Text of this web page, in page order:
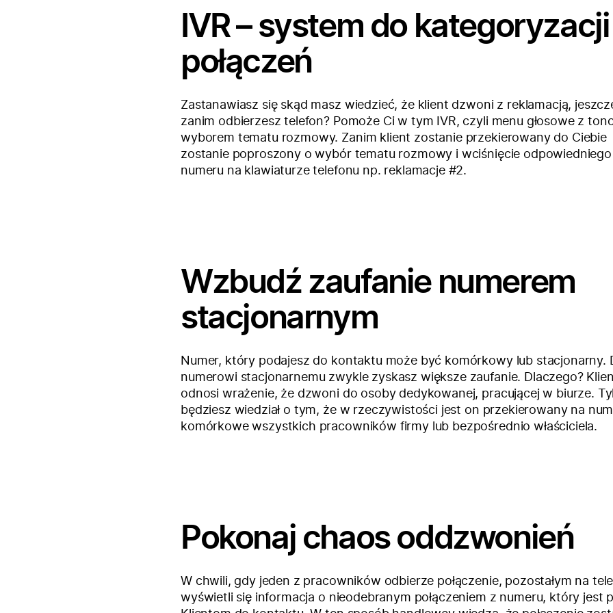
IVR – system do kategoryzacji
połączeń
Zastanawiasz się skąd masz wiedzieć, że klient dzwoni z reklamacją,
zanim odbierzesz telefon? Pomoże Ci w tym IVR, czyli menu głosowe z
wyborem tematu rozmowy. Zanim klient zostanie przekierowany do Ciebie
zostanie poproszony o wybór tematu rozmowy i wciśnięcie odpowiedniego
numeru na klawiaturze telefonu np. reklamacje #2.
Wzbudź zaufanie numerem
stacjonarnym
Numer, który podajesz do kontaktu może być komórkowy lub stacjonarny.
numerowi stacjonarnemu zwykle zyskasz większe zaufanie. Dlaczego?
odnosi wrażenie, że dzwoni do osoby dedykowanej, pracującej w biurze.
będziesz wiedział o tym, że w rzeczywistości jest on przekierowany na
komórkowe wszystkich pracowników firmy lub bezpośrednio właściciela.
Pokonaj chaos oddzwonień
W chwili, gdy jeden z pracowników odbierze połączenie, pozostałym na
wyświetli się informacja o nieodebranym połączeniem z numeru, który jest